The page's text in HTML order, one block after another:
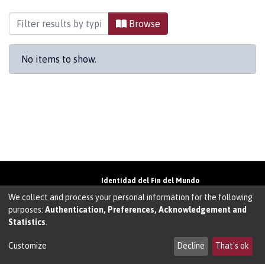
Browsing Publicaciones periódicas difusión by
Browse
No items to show.
Identidad del Fin del Mundo
01855 • Punta Arenas • Chile
Teléfono:+56 61 207135• Email:
We collect and process your personal information for the following
purposes: Authentication, Preferences, Acknowledgement and
Statistics
Customize Decline That's ok